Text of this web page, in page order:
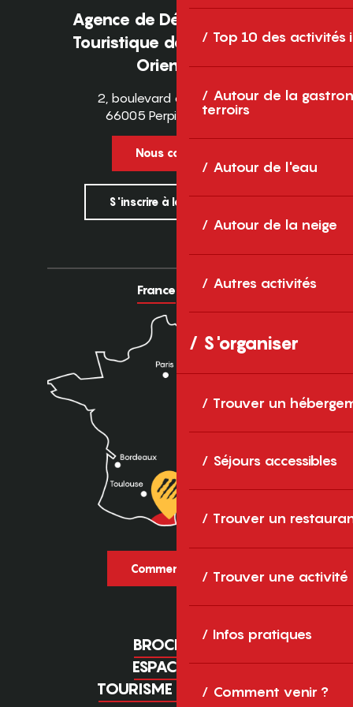
Top 10 des activités
Autour de la
terroirs
Autour de l'eau
Autour de la neige
Autres activités
S'organiser
Trouver un
Séjours accessibles
Trouver un
Trouver une activité
Infos pratiques
Comment venir ?
Agence de Développement
Touristique des Pyrénées-
Orientales
2, boulevard des Pyrénées
66005 Perpignan Cedex
Nous contacter
S'inscrire à la newsletter
France Europe
Comment venir ?
BROCHURES
ESPACE PRO
TOURISME D'AFFAIRES